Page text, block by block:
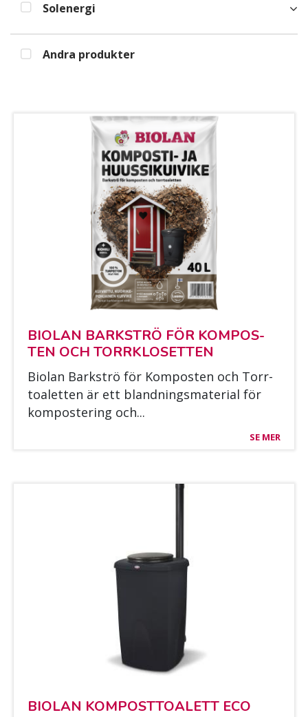
Solenergi
Andra produkter
BIO­LAN BARK­STRÖ FÖR KOM­POS­
TEN OCH TORRKLO­SET­TEN
Bio­lan Bark­strö för Kom­pos­ten och Torr­
toa­let­ten är ett bland­nings­ma­te­rial för
kom­pos­te­ring och...
SE MER
BIO­LAN KOM­POST­TOA­LETT ECO